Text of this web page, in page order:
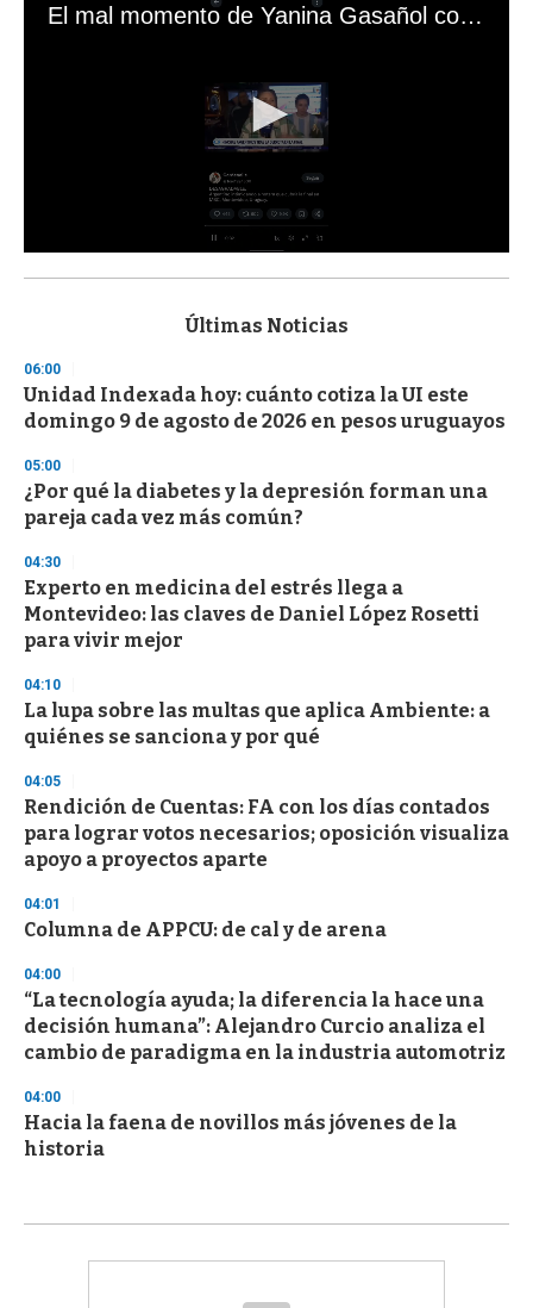
El mal momento de Yanina Gasañol con un hincha argentino en "Subrayado"
s
d
s
o
f
3
s
e
c
n
d
s
Últimas Noticias
06:00
Unidad Indexada hoy: cuánto cotiza la UI este
domingo 9 de agosto de 2026 en pesos uruguayos
05:00
¿Por qué la diabetes y la depresión forman una
pareja cada vez más común?
04:30
Experto en medicina del estrés llega a
Montevideo: las claves de Daniel López Rosetti
para vivir mejor
04:10
La lupa sobre las multas que aplica Ambiente: a
quiénes se sanciona y por qué
04:05
Rendición de Cuentas: FA con los días contados
para lograr votos necesarios; oposición visualiza
apoyo a proyectos aparte
04:01
Columna de APPCU: de cal y de arena
04:00
“La tecnología ayuda; la diferencia la hace una
decisión humana”: Alejandro Curcio analiza el
cambio de paradigma en la industria automotriz
04:00
Hacia la faena de novillos más jóvenes de la
historia